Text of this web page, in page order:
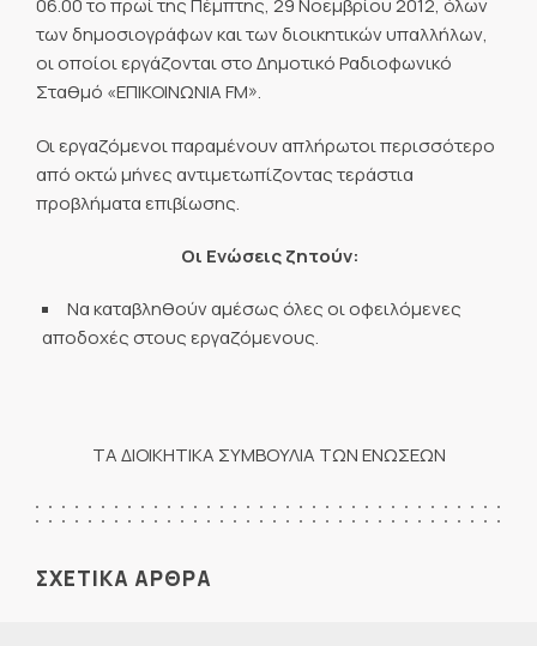
06.00 το πρωί της Πέμπτης, 29 Νοεμβρίου 2012, όλων
των δημοσιογράφων και των διοικητικών υπαλλήλων,
οι οποίοι εργάζονται στο Δημοτικό Ραδιοφωνικό
Σταθμό «ΕΠΙΚΟΙΝΩΝΙΑ FM».
Οι εργαζόμενοι παραμένουν απλήρωτοι περισσότερο
από οκτώ μήνες αντιμετωπίζοντας τεράστια
προβλήματα επιβίωσης.
Οι Ενώσεις ζητούν:
Να καταβληθούν αμέσως όλες οι οφειλόμενες
αποδοχές στους εργαζόμενους.
ΤΑ ΔΙΟΙΚΗΤΙΚΑ ΣΥΜΒΟΥΛΙΑ ΤΩΝ ΕΝΩΣΕΩΝ
ΣΧΕΤΙΚΑ ΑΡΘΡΑ